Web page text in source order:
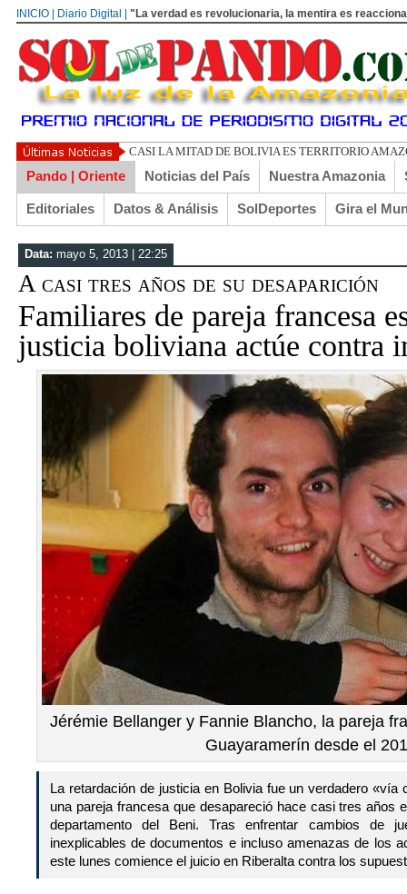
INICIO | Diario Digital | "La verdad es revolucionaria, la mentira es
UN LIBERTARI
Pando | Oriente Noticias del País Nuestra Amazonia
Editoriales Datos & Análisis SolDeportes Gira el
Data: mayo 5, 2013 | 22:25
A casi tres años de su desaparición
Familiares de pareja francesa
justicia boliviana actúe contra
Jérémie Bellanger y Fannie Blancho, la pareja
Guayaramerín desde el
La retardación de justicia en Bolivia fue un verdadero «vía
una pareja francesa que desapareció hace casi tres años
departamento del Beni. Tras enfrentar cambios de
inexplicables de documentos e incluso amenazas de los
este lunes comience el juicio en Riberalta contra los